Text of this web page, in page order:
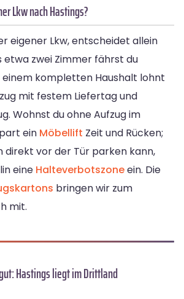
Lkw nach Hastings?
eigener Lkw, entscheidet allein
etwa zwei Zimmer fährst du
kompletten Haushalt lohnt
mit festem Liefertag und
Wohnst du ohne Aufzug im
ein Möbellift Zeit und Rücken;
direkt vor der Tür parken kann,
eine Halteverbotszoneein. Die
bringen wir zum
mit.
Hastings liegt im Drittland